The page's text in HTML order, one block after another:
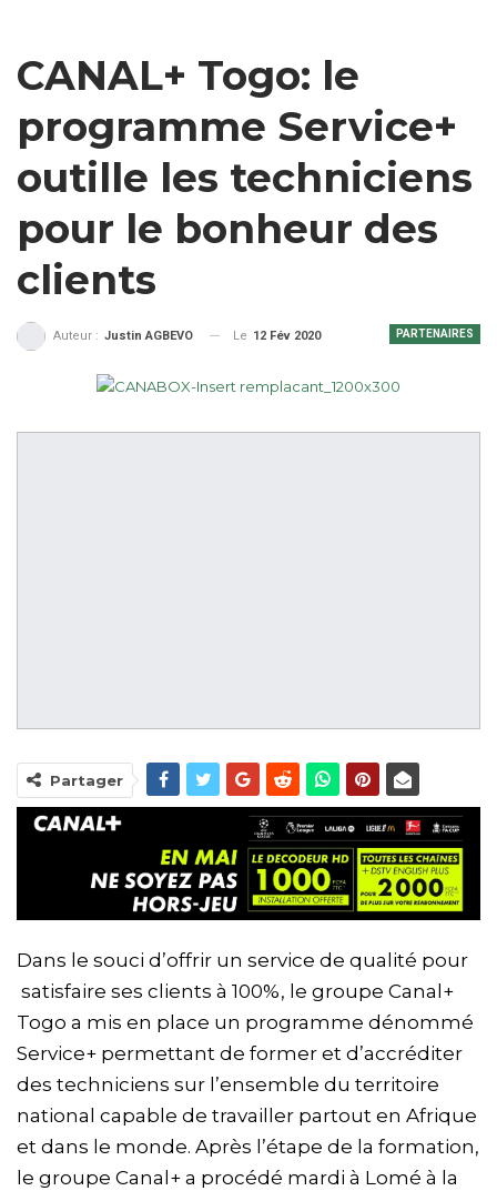
CANAL+ Togo: le
programme Service+
outille les techniciens
pour le bonheur des
clients
PARTENAIRES
Auteur : Justin AGBEVO Le 12 Fév 2020
Partager
Dans le souci d’offrir un service de qualité pour
satisfaire ses clients à 100%, le groupe Canal+
Togo a mis en place un programme dénommé
Service+ permettant de former et d’accréditer
des techniciens sur l’ensemble du territoire
national capable de travailler partout en Afrique
et dans le monde. Après l’étape de la formation,
le groupe Canal+ a procédé mardi à Lomé à la